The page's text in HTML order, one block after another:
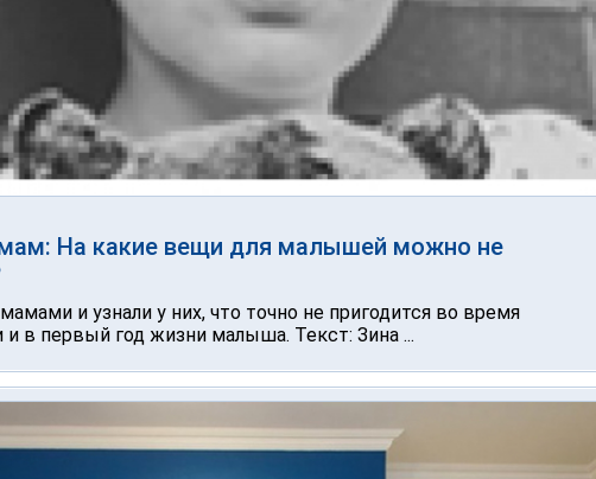
На какие вещи для малышей можно не
и узнали у них, что точно не пригодится во время
и в первый год жизни малыша. Текст: Зина ...